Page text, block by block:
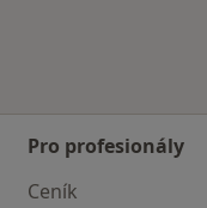
Pro profesionály
Ceník